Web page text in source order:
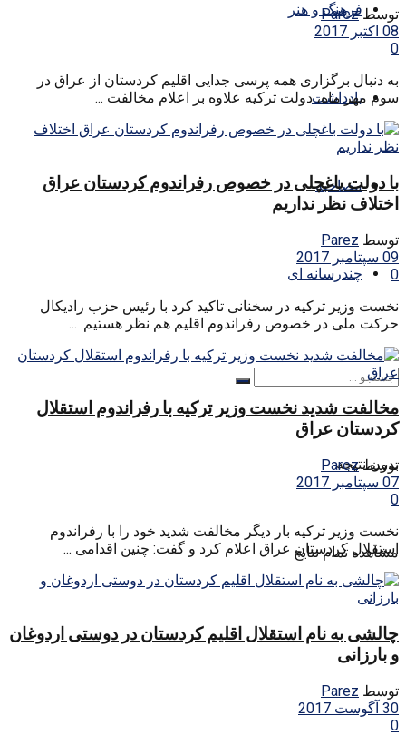
فرهنگ و هنر
یادداشت
مصاحبه
چندرسانه ای
بدون نتیجه
مشاهده تمام نتایج
توسط Parez
08 اکتبر 2017
0
به دنبال برگزاری همه پرسی جدایی اقلیم کردستان از عراق در
سوم مهر ماه، دولت ترکیه علاوه بر اعلام مخالفت ...
با دولت باغچلی در خصوص رفراندوم کردستان عراق
اختلاف نظر نداریم
توسط Parez
09 سپتامبر 2017
0
نخست وزیر ترکیه در سخنانی تاکید کرد با رئیس حزب رادیکال
حرکت ملی در خصوص رفراندوم اقلیم هم نظر هستیم. ...
مخالفت شدید نخست وزیر ترکیه با رفراندوم استقلال
کردستان عراق
توسط Parez
07 سپتامبر 2017
0
نخست وزیر ترکیه بار دیگر مخالفت شدید خود را با رفراندوم
استقلال کردستان عراق اعلام کرد و گفت: چنین اقدامی ...
چالشی به نام استقلال اقلیم کردستان در دوستی اردوغان
و بارزانی
توسط Parez
30 آگوست 2017
0